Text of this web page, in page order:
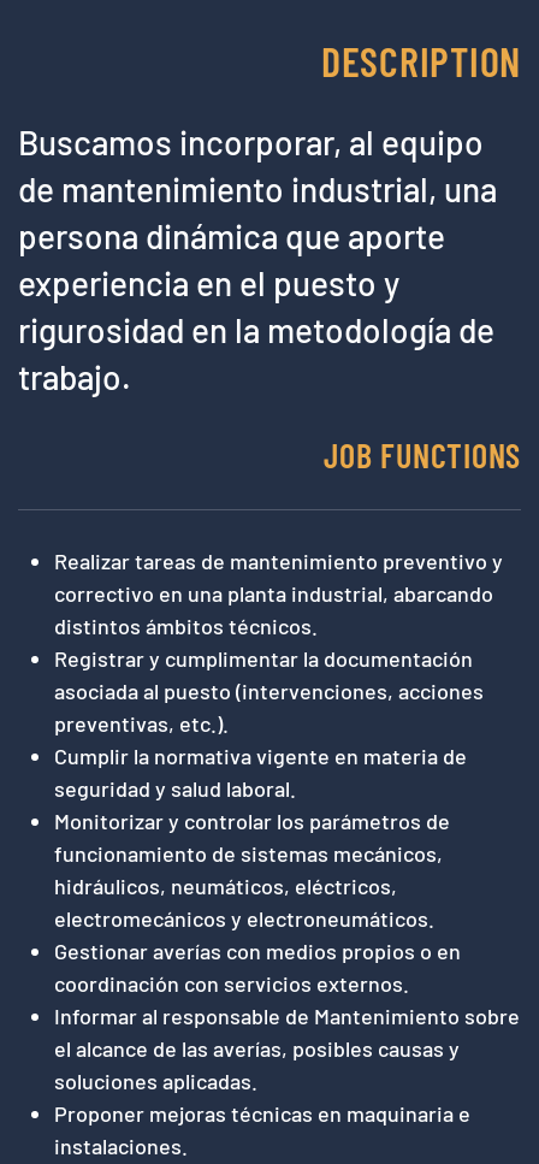
DESCRIPTION
Buscamos incorporar, al equipo
de mantenimiento industrial, una
persona dinámica que aporte
experiencia en el puesto y
rigurosidad en la metodología de
trabajo.
JOB FUNCTIONS
Realizar tareas de mantenimiento preventivo y
correctivo en una planta industrial, abarcando
distintos ámbitos técnicos.
Registrar y cumplimentar la documentación
asociada al puesto (intervenciones, acciones
preventivas, etc.).
Cumplir la normativa vigente en materia de
seguridad y salud laboral.
Monitorizar y controlar los parámetros de
funcionamiento de sistemas mecánicos,
hidráulicos, neumáticos, eléctricos,
electromecánicos y electroneumáticos.
Gestionar averías con medios propios o en
coordinación con servicios externos.
Informar al responsable de Mantenimiento sobre
el alcance de las averías, posibles causas y
soluciones aplicadas.
Proponer mejoras técnicas en maquinaria e
instalaciones.